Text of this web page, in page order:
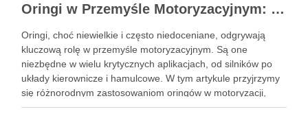
Oringi w Przemyśle Motoryzacyjnym: Kluczowe Zastosowania i Specyficzne Wymagania
Oringi, choć niewielkie i często niedoceniane, odgrywają
kluczową rolę w przemyśle motoryzacyjnym. Są one
niezbędne w wielu krytycznych aplikacjach, od silników po
układy kierownicze i hamulcowe. W tym artykule przyjrzymy
się różnorodnym zastosowaniom oringów w motoryzacji,
analizując ich kluczowe role i specyficzne wymagania.